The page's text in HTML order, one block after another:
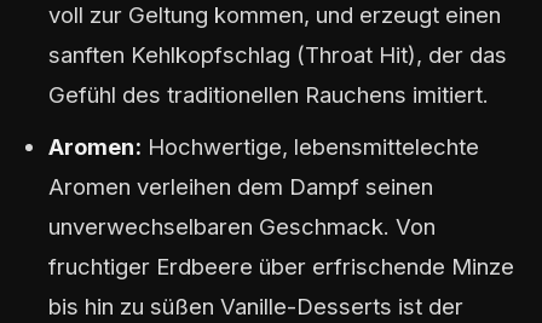
voll zur Geltung kommen, und erzeugt einen
sanften Kehlkopfschlag (Throat Hit), der das
Gefühl des traditionellen Rauchens imitiert.
Aromen: Hochwertige, lebensmittelechte
Aromen verleihen dem Dampf seinen
unverwechselbaren Geschmack. Von
fruchtiger Erdbeere über erfrischende Minze
bis hin zu süßen Vanille-Desserts ist der